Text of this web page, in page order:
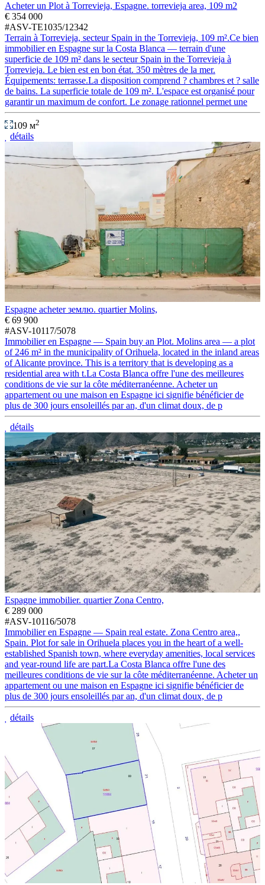
Acheter un Plot à Torrevieja, Espagne. torrevieja area, 109 m2
€ 354 000
#ASV-TE1035/12342
Terrain à Torrevieja, secteur Spain in the Torrevieja, 109 m².Ce bien
immobilier en Espagne sur la Costa Blanca — terrain d'une
superficie de 109 m² dans le secteur Spain in the Torrevieja à
Torrevieja. Le bien est en bon état. 350 mètres de la mer.
Équipements: terrasse.La disposition comprend ? chambres et ? salle
de bains. La superficie totale de 109 m². L'espace est organisé pour
garantir un maximum de confort. Le zonage rationnel permet une
109 м2
détails
Espagne acheter землю. quartier Molins,
€ 69 900
#ASV-10117/5078
Immobilier en Espagne — Spain buy an Plot. Molins area — a plot
of 246 m² in the municipality of Orihuela, located in the inland areas
of Alicante province. This is a territory that is developing as a
residential area with t.La Costa Blanca offre l'une des meilleures
conditions de vie sur la côte méditerranéenne. Acheter un
appartement ou une maison en Espagne ici signifie bénéficier de
plus de 300 jours ensoleillés par an, d'un climat doux, de p
détails
Espagne immobilier. quartier Zona Centro,
€ 289 000
#ASV-10116/5078
Immobilier en Espagne — Spain real estate. Zona Centro area,,
Spain. Plot for sale in Orihuela places you in the heart of a well-
established Spanish town, where everyday amenities, local services
and year-round life are part.La Costa Blanca offre l'une des
meilleures conditions de vie sur la côte méditerranéenne. Acheter un
appartement ou une maison en Espagne ici signifie bénéficier de
plus de 300 jours ensoleillés par an, d'un climat doux, de p
détails